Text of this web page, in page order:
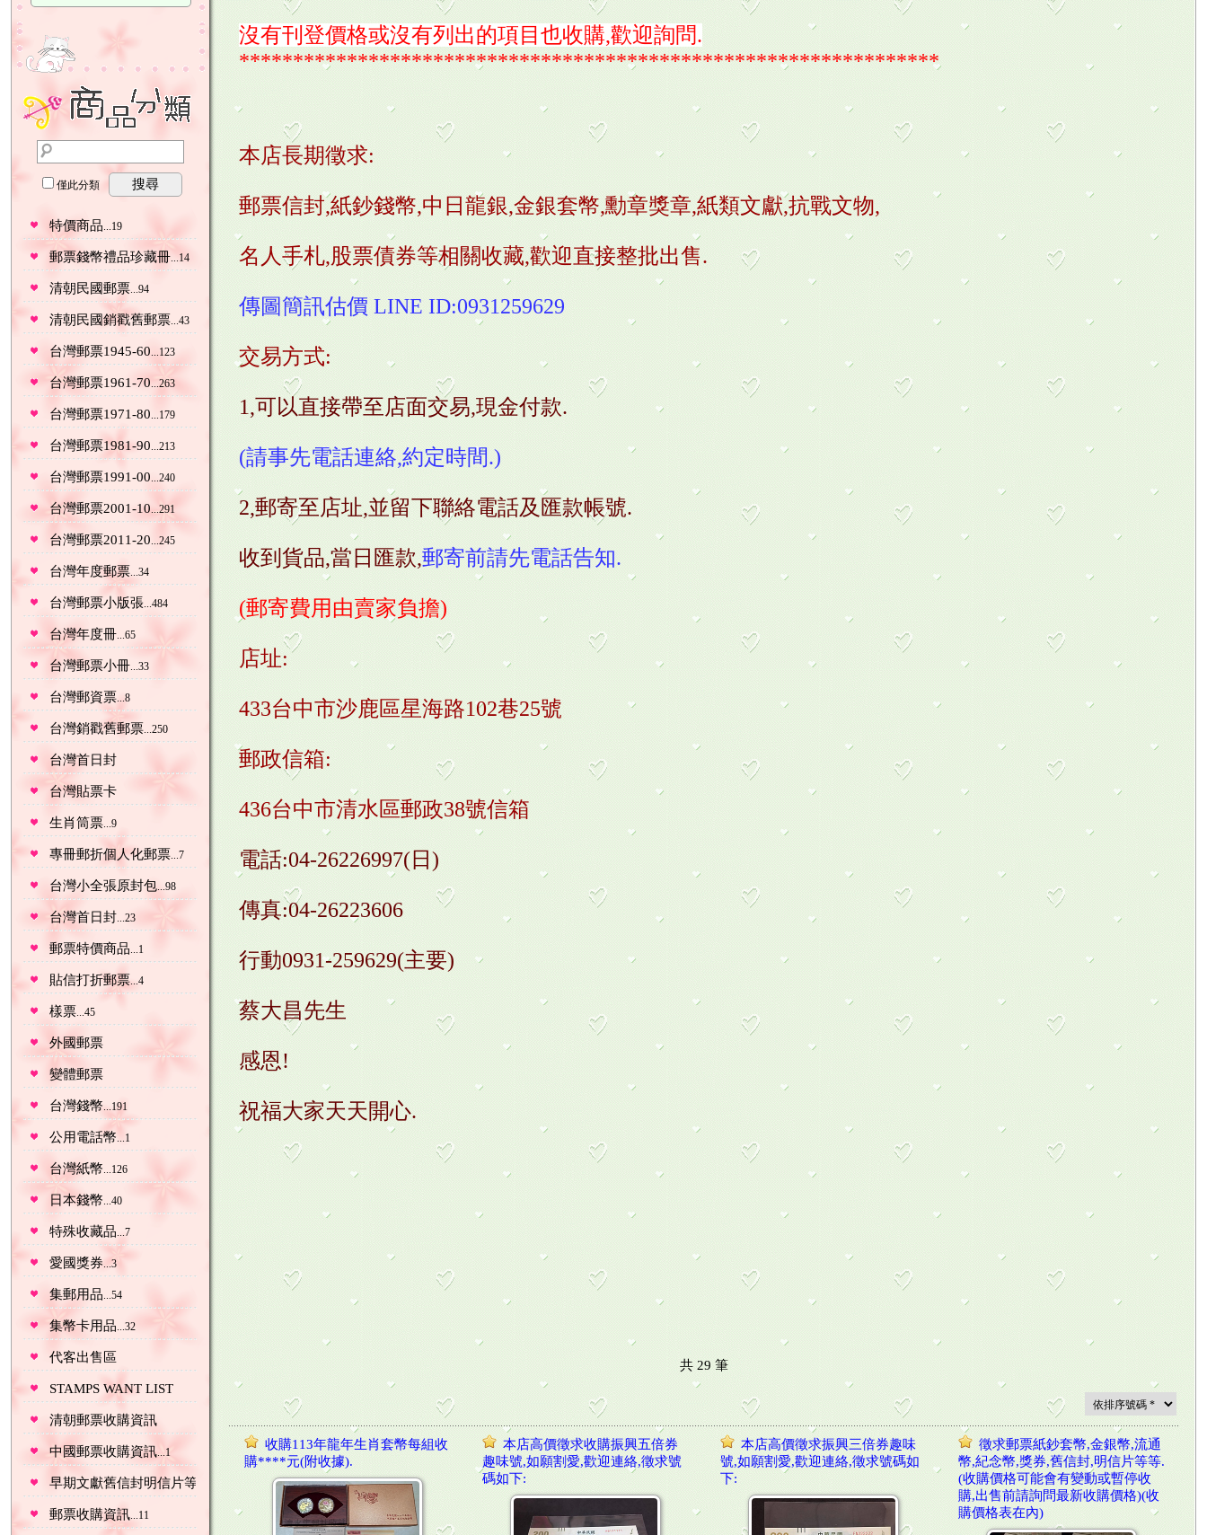
僅此分類 搜尋
特價商品...19
郵票錢幣禮品珍藏冊...14
清朝民國郵票...94
清朝民國銷戳舊郵票...43
台灣郵票1945-60...123
台灣郵票1961-70...263
台灣郵票1971-80...179
台灣郵票1981-90...213
台灣郵票1991-00...240
台灣郵票2001-10...291
台灣郵票2011-20...245
台灣年度郵票...34
台灣郵票小版張...484
台灣年度冊...65
台灣郵票小冊...33
台灣郵資票...8
台灣銷戳舊郵票...250
台灣首日封
台灣貼票卡
生肖筒票...9
專冊郵折個人化郵票...7
台灣小全張原封包...98
台灣首日封...23
郵票特價商品...1
貼信打折郵票...4
樣票...45
外國郵票
變體郵票
台灣錢幣...191
公用電話幣...1
台灣紙幣...126
日本錢幣...40
特殊收藏品...7
愛國獎券...3
集郵用品...54
集幣卡用品...32
代客出售區
STAMPS WANT LIST
清朝郵票收購資訊
中國郵票收購資訊...1
早期文獻舊信封明信片等收購資訊
郵票收購資訊...11
沒有刊登價格或沒有列出的項目也收購,歡迎詢問.
*****************************************************************
本店長期徵求:
郵票信封,紙鈔錢幣,中日龍銀,金銀套幣,勳章獎章,紙類文獻,抗戰文物,
名人手札,股票債券等相關收藏,歡迎直接整批出售.
傳圖簡訊估價 LINE ID:0931259629
交易方式:
1,可以直接帶至店面交易,現金付款.
(請事先電話連絡,約定時間.)
2,郵寄至店址,並留下聯絡電話及匯款帳號.
收到貨品,當日匯款,郵寄前請先電話告知.
(郵寄費用由賣家負擔)
店址:
433台中市沙鹿區星海路102巷25號
郵政信箱:
436台中市清水區郵政38號信箱
電話:04-26226997(日)
傳真:04-26223606
行動0931-259629(主要)
蔡大昌先生
感恩!
祝福大家天天開心.
共 29筆
收購113年龍年生肖套幣每組收
購****元(附收據).
本店高價徵求收購振興五倍券
趣味號,如願割愛,歡迎連絡,徵求號
碼如下:
本店高價徵求振興三倍券趣味
號,如願割愛,歡迎連絡,徵求號碼如
下:
徵求郵票紙鈔套幣,金銀幣,流通
幣,紀念幣,獎券,舊信封,明信片等等.
(收購價格可能會有變動或暫停收
購,出售前請詢問最新收購價格)(收
購價格表在內)